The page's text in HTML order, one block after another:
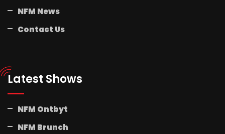
NFM News
Contact Us
Latest Shows
NFM Ontbyt
NFM Brunch